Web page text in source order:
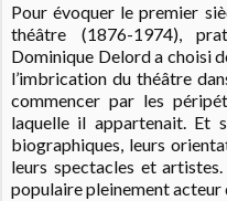
Pour évoquer le premier
théâtre (1876-1974),
Dominique Delord a choisi
l’imbrication du théâtre
commencer par les
laquelle il appartenait. Et
biographiques, leurs
leurs spectacles et
populaire pleinement acteur